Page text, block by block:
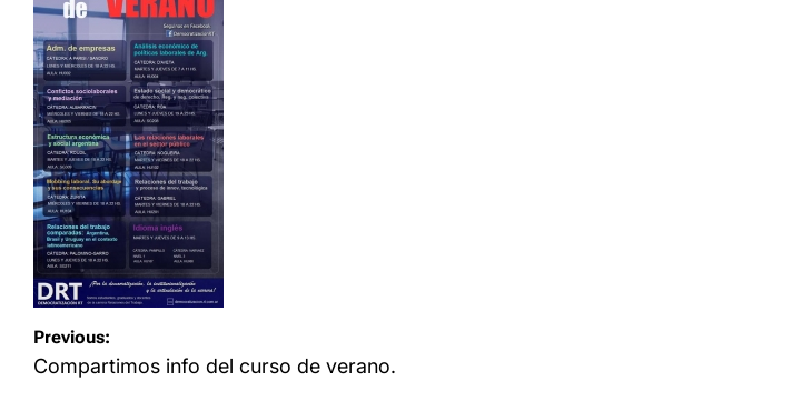
Navegación
de
Previous:
Compartimos info del curso de verano.